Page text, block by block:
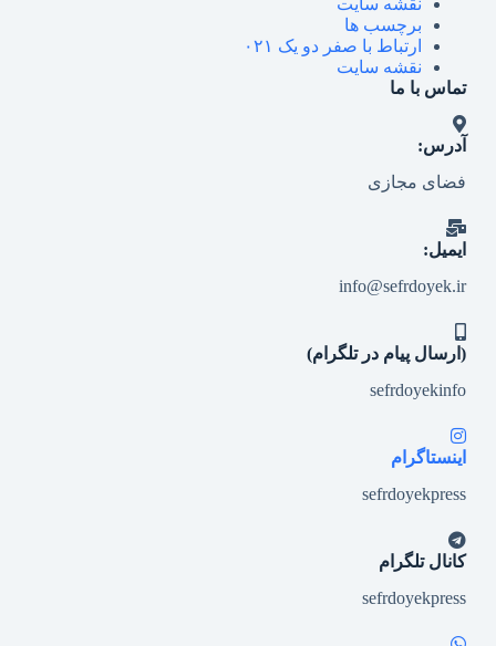
برچسب ها
ارتباط با صفر دو یک ۰۲۱
نقشه سایت
تماس با ما
آدرس:
فضای مجازی
ایمیل:
info@sefrdoyek.ir
(ارسال پیام در تلگرام)
sefrdoyekinfo
اینستاگرام
sefrdoyekpress
کانال تلگرام
sefrdoyekpress